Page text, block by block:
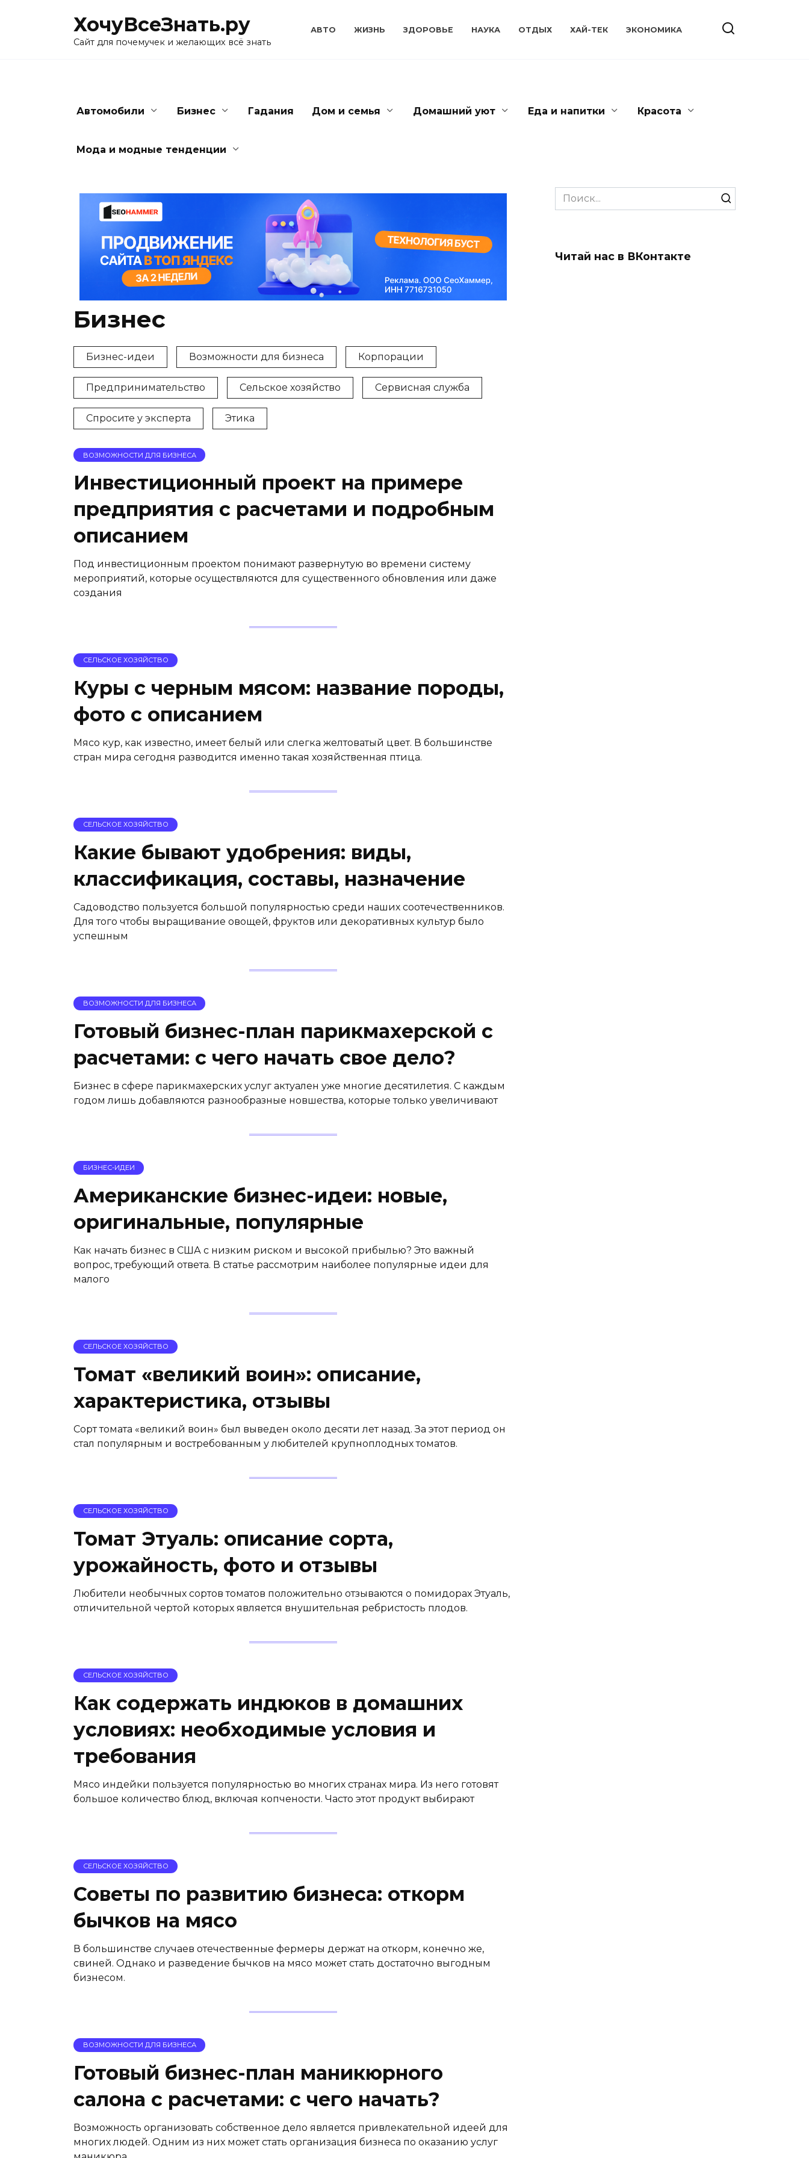
ХочуВсеЗнать.ру
Сайт для почемучек и желающих всё знать
АВТО ЖИЗНЬ ЗДОРОВЬЕ НАУКА ОТДЫХ ХАЙ-ТЕК ЭКОНОМИКА
Автомобили Бизнес Гадания Дом и семья Домашний уют Еда и напитки Красота
Мода и модные тенденции
Бизнес
Бизнес-идеи Возможности для бизнеса Корпорации
Предпринимательство Сельское хозяйство Сервисная служба
Спросите у эксперта Этика
ВОЗМОЖНОСТИ ДЛЯ БИЗНЕСА
Инвестиционный проект на примере
предприятия с расчетами и подробным
описанием
Под инвестиционным проектом понимают развернутую во времени систему
мероприятий, которые осуществляются для существенного обновления или даже
создания
СЕЛЬСКОЕ ХОЗЯЙСТВО
Куры с черным мясом: название породы,
фото с описанием
Мясо кур, как известно, имеет белый или слегка желтоватый цвет. В большинстве
стран мира сегодня разводится именно такая хозяйственная птица.
СЕЛЬСКОЕ ХОЗЯЙСТВО
Какие бывают удобрения: виды,
классификация, составы, назначение
Садоводство пользуется большой популярностью среди наших соотечественников.
Для того чтобы выращивание овощей, фруктов или декоративных культур было
успешным
ВОЗМОЖНОСТИ ДЛЯ БИЗНЕСА
Готовый бизнес-план парикмахерской с
расчетами: с чего начать свое дело?
Бизнес в сфере парикмахерских услуг актуален уже многие десятилетия. С каждым
годом лишь добавляются разнообразные новшества, которые только увеличивают
БИЗНЕС-ИДЕИ
Американские бизнес-идеи: новые,
оригинальные, популярные
Как начать бизнес в США с низким риском и высокой прибылью? Это важный
вопрос, требующий ответа. В статье рассмотрим наиболее популярные идеи для
малого
СЕЛЬСКОЕ ХОЗЯЙСТВО
Томат «великий воин»: описание,
характеристика, отзывы
Сорт томата «великий воин» был выведен около десяти лет назад. За этот период он
стал популярным и востребованным у любителей крупноплодных томатов.
СЕЛЬСКОЕ ХОЗЯЙСТВО
Томат Этуаль: описание сорта,
урожайность, фото и отзывы
Любители необычных сортов томатов положительно отзываются о помидорах Этуаль,
отличительной чертой которых является внушительная ребристость плодов.
СЕЛЬСКОЕ ХОЗЯЙСТВО
Как содержать индюков в домашних
условиях: необходимые условия и
требования
Мясо индейки пользуется популярностью во многих странах мира. Из него готовят
большое количество блюд, включая копчености. Часто этот продукт выбирают
СЕЛЬСКОЕ ХОЗЯЙСТВО
Советы по развитию бизнеса: откорм
бычков на мясо
В большинстве случаев отечественные фермеры держат на откорм, конечно же,
свиней. Однако и разведение бычков на мясо может стать достаточно выгодным
бизнесом.
ВОЗМОЖНОСТИ ДЛЯ БИЗНЕСА
Готовый бизнес-план маникюрного
салона с расчетами: с чего начать?
Возможность организовать собственное дело является привлекательной идеей для
многих людей. Одним из них может стать организация бизнеса по оказанию услуг
Search
for:
Читай нас в ВКонтакте